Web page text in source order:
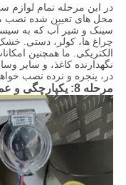
در این مرحله تمام لوازم
محل های تعیین شده نصب می
سینک و شیر آب که به
چراغ ها، کولر، دستی.
الکتریکی. ما همچنین
نگهدارنده کاغذ، و سایر
در، پنجره و نرده نصب
مرحله 8: یکپارچگی و عملکرد سیستم را آزمایش کنید